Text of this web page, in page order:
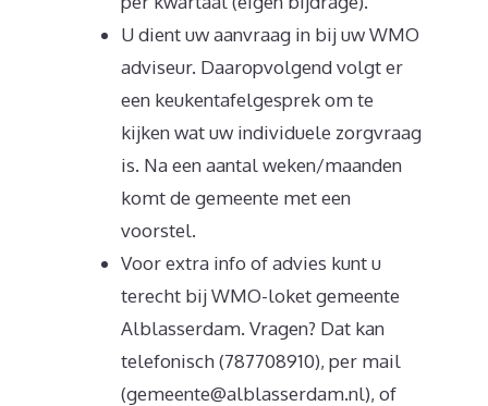
U dient uw aanvraag in bij uw WMO
adviseur. Daaropvolgend volgt er
een keukentafelgesprek om te
kijken wat uw individuele zorgvraag
is. Na een aantal weken/maanden
komt de gemeente met een
voorstel.
Voor extra info of advies kunt u
terecht bij WMO-loket gemeente
Alblasserdam. Vragen? Dat kan
telefonisch (787708910), per mail
(gemeente@alblasserdam.nl), of